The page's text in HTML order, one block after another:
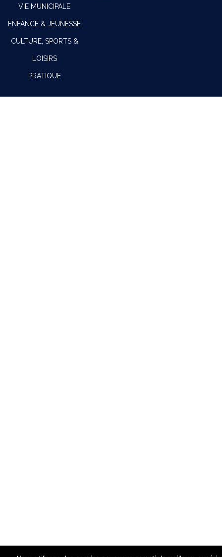
VIE MUNICIPALE
ENFANCE & JEUNESSE
CULTURE, SPORTS &
LOISIRS
PRATIQUE